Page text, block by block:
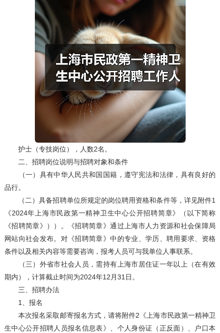
护士（专技岗位），人数2名。
二、招聘岗位说明与招聘对象和条件
（一）具有中华人民共和国国籍，遵守宪法和法律，具有良好的
品行。
（二）具备招聘单位所规定的岗位聘用资格和条件等，详见附件1
《2024年上海市民政第一精神卫生中心公开招聘简章》（以下简称
《招聘简章》））。《招聘简章》通过上海市人力资源和社会保障局
网站向社会发布。对《招聘简章》中的专业、学历、聘用要求、资格
条件以及相关内容等需要咨询，报考人员可与我单位人事联系。
（三）外省市社会人员，需持有上海市居住证一年以上（在有效
期内），计算截止时间为2024年12月31日。
三、招聘办法
1、报名
本次报名采取邮寄报名方式，请将附件2《上海市民政第一精神卫
生中心公开招聘人员报名信息表》、个人身份证（正反面）、户口本